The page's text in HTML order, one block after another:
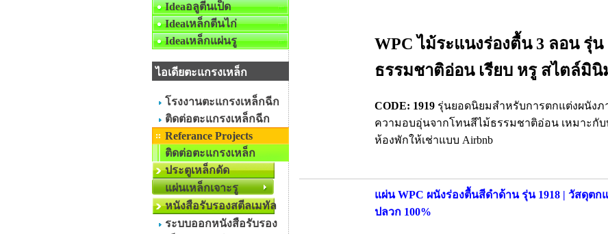
Ideaอลูตีนเป็ด
Ideaเหล็กตีนไก่
Ideaเหล็กแผ่นรู
ไอเดียตะแกรงเหล็ก
โรงงานตะแกรงเหล็กฉีก
ติดต่อตะแกรงเหล็กฉีก
Referance Projects
ติดต่อตะแกรงเหล็ก
ประตูเหล็กดัด
แผ่นเหล็กเจาะรู
หนังสือรับรองสตีลเมทัล
ระบบออกหนังสือรับรอง
WPC ไม้ระแนงร่องตื้น 3 ลอน รุ่น
ธรรมชาติอ่อน เรียบ หรู สไตล์มินิ
CODE: 1919 รุ่นยอดนิยมสำหรับการตกแต่งผนังภ
ความอบอุ่นจากโทนสีไม้ธรรมชาติอ่อน เหมาะกั
ห้องพักให้เช่าแบบ Airbnb
แผ่น WPC ผนังร่องตื้นสีดำด้าน รุ่น 1918 | วัสดุต
ปลวก 100%